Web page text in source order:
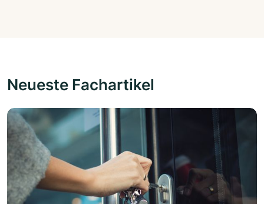
Neueste Fachartikel